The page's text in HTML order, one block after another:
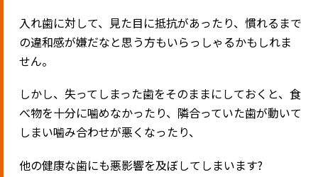
入れ歯に対して、見た目に抵抗があったり、慣れるまで
の違和感が嫌だなと思う方もいらっしゃるかもしれま
せん。
しかし、失ってしまった歯をそのままにしておくと、食
べ物を十分に噛めなかったり、隣合っていた歯が動いて
しまい噛み合わせが悪くなったり、
他の健康な歯にも悪影響を及ぼしてしまいます?